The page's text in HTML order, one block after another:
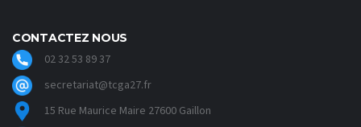
CONTACTEZ NOUS
02 32 53 89 37
secretariat@tcga27.fr
15 Rue Maurice Maire 27600 Gaillon